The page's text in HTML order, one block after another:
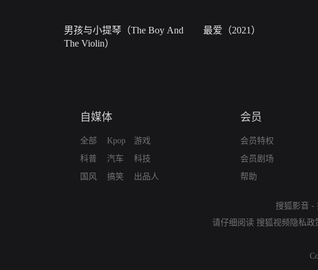
男孩与小提琴（The Boy And
The Violin）
最爱（2021）
自媒体
全部
科普
国风
Kpop
汽车
搞笑
游戏
科技
出品人
会员
会员特权
会员剧场
帮助
搜狐影音 -
请仔细阅读 搜狐视频隐私政